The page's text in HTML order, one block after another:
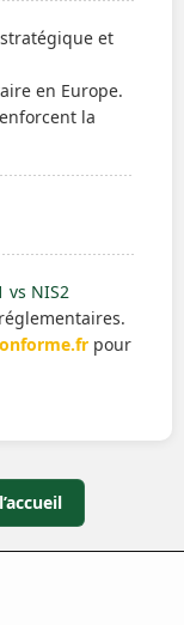
et
en Europe.
la
vs NIS2
pour